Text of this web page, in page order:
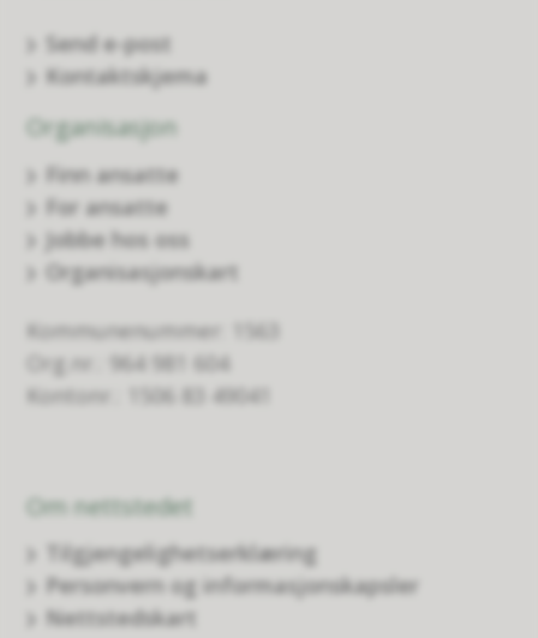
Send e-post
Kontaktskjema
Organisasjon
Finn ansatte
For ansatte
Jobbe hos oss
Organisasjonskart
Kommunenummer: 1563
Org.nr.: 964 981 604
Kontonr.: 1506 83 49041
Om nettstedet
Tilgjengelighetserklæring
Personvern og informasjonskapsler
Nettstedskart